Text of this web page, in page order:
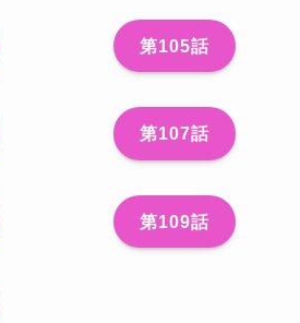
第105話
第107話
第109話